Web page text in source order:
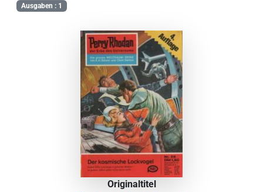
Ausgaben : 1
Originaltitel